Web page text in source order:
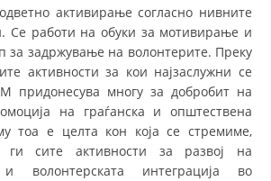
ПРИРАЧНИЦИ
СТРАТЕГИИ
ИНФОРМАТИВНИ МАТЕРИЈАЛИ
активирање согласно нивните
Се работи на обуки за мотивирање и
за задржување на волонтерите. Преку
активности за кои најзаслужни се
придонесува многу за добробит на
на граѓанска и општествена
тоа е целта кон која се стремиме,
ги сите активности за развој на
и волонтерската интеграција во